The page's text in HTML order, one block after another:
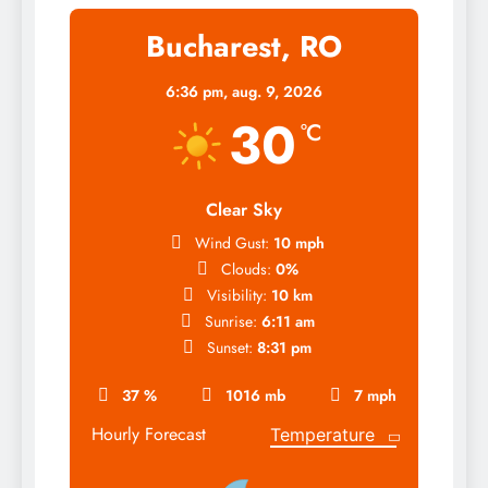
Bucharest, RO
6:36 pm, aug. 9, 2026
30 °C
Clear Sky
37 % 1016 mb 7 mph
Wind Gust: 10 mph
Clouds: 0%
Visibility: 10 km
Sunrise: 6:11 am
Sunset: 8:31 pm
Hourly Forecast